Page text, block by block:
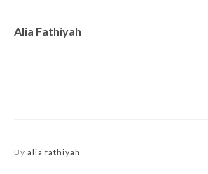
Alia Fathiyah
By alia fathiyah